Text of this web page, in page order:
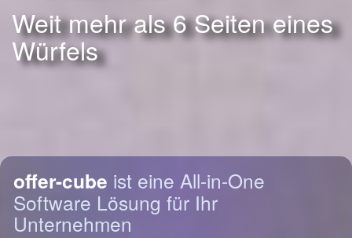
Weit mehr als 6 Seiten eines
Würfels
offer-cube ist eine All-in-One
Software Lösung für Ihr
Unternehmen